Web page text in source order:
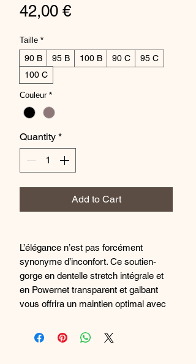
42,00 €Price
Taille *
90 B 95 B 100 B 90 C
95 C
100 C
Couleur *
Quantity *
Add to Cart
L’élégance n’est pas forcément
synonyme d’inconfort. Ce soutien-
gorge en dentelle stretch intégrale et
en Powernet transparent et galbant
vous offrira un maintien optimal avec
Soutien-gorge rembourré à
armatures